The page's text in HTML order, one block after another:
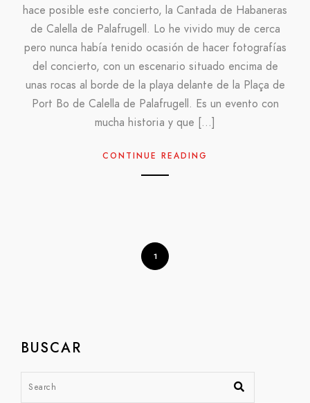
hace posible este concierto, la Cantada de Habaneras
de Calella de Palafrugell. Lo he vivido muy de cerca
pero nunca había tenido ocasión de hacer fotografías
del concierto, con un escenario situado encima de
unas rocas al borde de la playa delante de la Plaça de
Port Bo de Calella de Palafrugell. Es un evento con
mucha historia y que […]
CONTINUE READING
1
BUSCAR